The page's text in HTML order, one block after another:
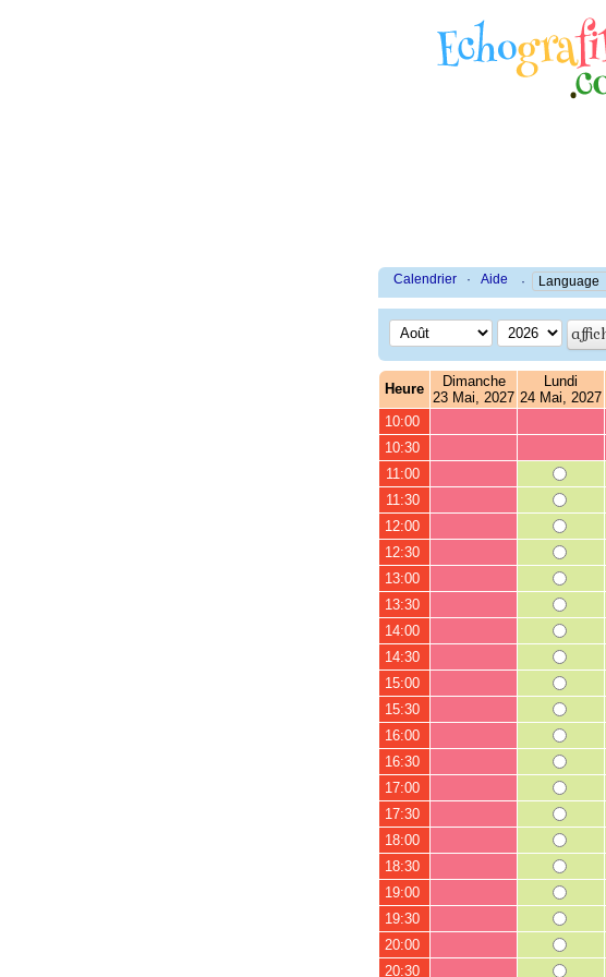
Calendrier · Aide ·
Heure
Dimanche
23 Mai, 2027
Lundi
24 Mai, 2027
10:00
10:30
11:00
11:30
12:00
12:30
13:00
13:30
14:00
14:30
15:00
15:30
16:00
16:30
17:00
17:30
18:00
18:30
19:00
19:30
20:00
20:30